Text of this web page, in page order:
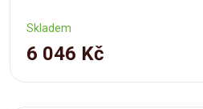
Skladem
6 046 Kč